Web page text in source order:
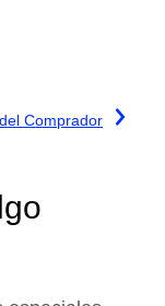
Comprador